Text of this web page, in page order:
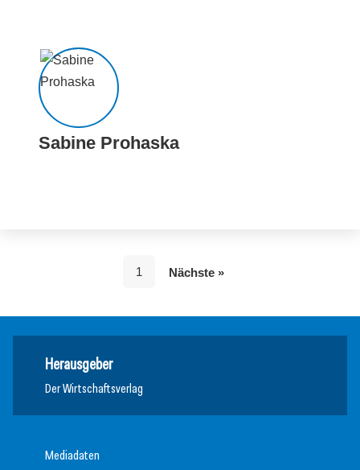
Sabine Prohaska
1 Nächste »
Herausgeber
Der Wirtschaftsverlag
Mediadaten